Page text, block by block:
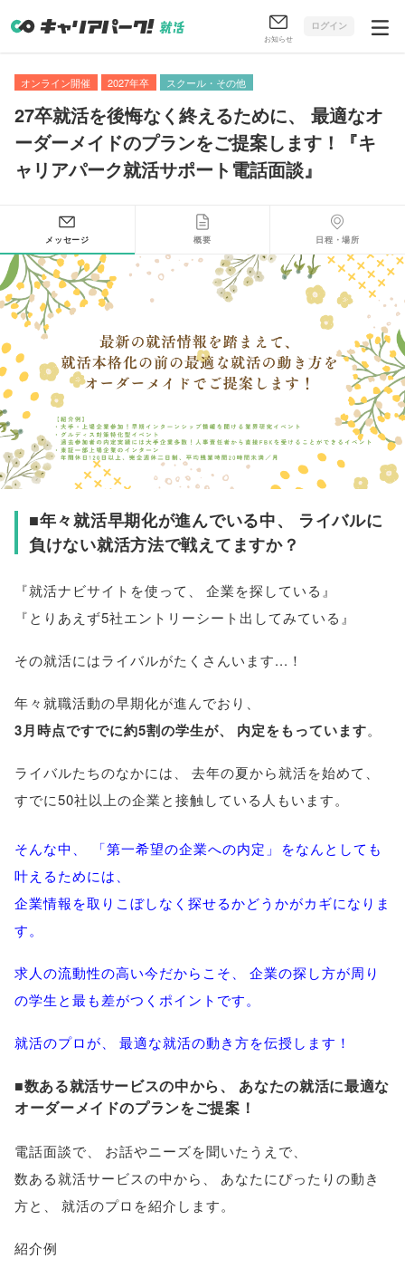
お知らせ
ログイン
オンライン開催 2027年卒 スクール・その他
27卒就活を後悔なく終えるために、
最適なオ
ーダーメイドのプランをご提案します！『キ
ャリアパーク就活サポート電話面談』
メッセージ 概要 日程・場所
■年々就活早期化が進んでいる中、
ライバルに
負けない就活方法で戦えてますか？
『就活ナビサイトを使って
企業を探している』
『とりあえず5社エントリーシート出してみている』
その就活にはライバルがたくさんいます...！
年々就職活動の早期化が進んでおり
3月時点ですでに約5割の学生が、 内定をもっています。
ライバルたちのなかには 去年の夏から就活を始めて
すでに50社以上の企業と接触している人もいます。
そんな中 、 「第一希望の企業への内定 」
をなんとしても
叶えるためには、
企業情報を取りこぼしなく探せるかどうかがカギになりま
す。
求人の流動性の高い今だからこそ、
企業の探し方が周り
の学生と最も差がつくポイントです。
就活のプロが、 最適な就活の動き方を伝授します！
■数ある就活サービスの中から、
あなたの就活に最適な
オーダーメイドのプランをご提案！
電話面談で お話やニーズを聞いたうえで
数ある就活サービスの中から
あなたにぴったりの動き
方と
就活のプロを紹介します。
紹介例